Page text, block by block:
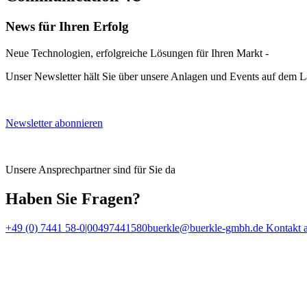
News für Ihren Erfolg
Neue Technologien, erfolgreiche Lösungen für Ihren Markt -
Unser Newsletter hält Sie über unsere Anlagen und Events auf dem
Newsletter abonnieren
Unsere Ansprechpartner sind für Sie da
Haben Sie Fragen?
+49 (0) 7441 58-0|00497441580buerkle@buerkle-gmbh.de Kontakt